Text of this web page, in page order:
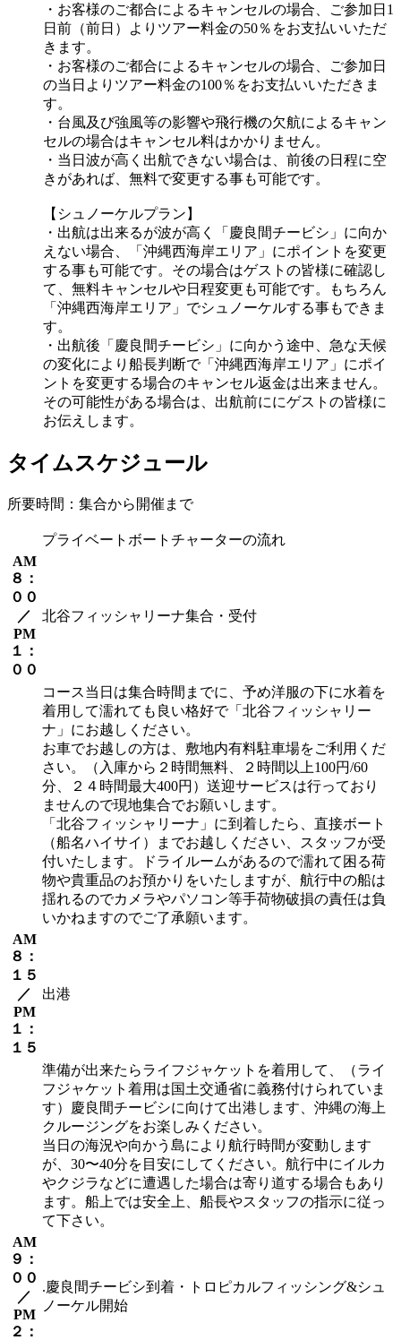
・お客様のご都合によるキャンセルの場合、ご参加日1
日前（前日）よりツアー料金の50％をお支払いいただ
きます。
・お客様のご都合によるキャンセルの場合、ご参加日
の当日よりツアー料金の100％をお支払いいただきま
す。
・台風及び強風等の影響や飛行機の欠航によるキャン
セルの場合はキャンセル料はかかりません。
・当日波が高く出航できない場合は、前後の日程に空
きがあれば、無料で変更する事も可能です。
【シュノーケルプラン】
・出航は出来るが波が高く「慶良間チービシ」に向か
えない場合、「沖縄西海岸エリア」にポイントを変更
する事も可能です。その場合はゲストの皆様に確認し
て、無料キャンセルや日程変更も可能です。もちろん
「沖縄西海岸エリア」でシュノーケルする事もできま
す。
・出航後「慶良間チービシ」に向かう途中、急な天候
の変化により船長判断で「沖縄西海岸エリア」にポイ
ントを変更する場合のキャンセル返金は出来ません。
その可能性がある場合は、出航前ににゲストの皆様に
お伝えします。
タイムスケジュール
所要時間：集合から開催まで
プライベートボートチャーターの流れ
AM
８：
００
／
PM
１：
００
北谷フィッシャリーナ集合・受付
コース当日は集合時間までに、予め洋服の下に水着を
着用して濡れても良い格好で「北谷フィッシャリー
ナ」にお越しください。
お車でお越しの方は、敷地内有料駐車場をご利用くだ
さい。（入庫から２時間無料、２時間以上100円/60
分、２４時間最大400円）送迎サービスは行っており
ませんので現地集合でお願いします。
「北谷フィッシャリーナ」に到着したら、直接ボート
（船名ハイサイ）までお越しください、スタッフが受
付いたします。ドライルームがあるので濡れて困る荷
物や貴重品のお預かりをいたしますが、航行中の船は
揺れるのでカメラやパソコン等手荷物破損の責任は負
いかねますのでご了承願います。
AM
８：
１５
／
PM
１：
１５
出港
準備が出来たらライフジャケットを着用して、（ライ
フジャケット着用は国土交通省に義務付けられていま
す）慶良間チービシに向けて出港します、沖縄の海上
クルージングをお楽しみください。
当日の海況や向かう島により航行時間が変動します
が、30〜40分を目安にしてください。航行中にイルカ
やクジラなどに遭遇した場合は寄り道する場合もあり
ます。船上では安全上、船長やスタッフの指示に従っ
て下さい。
AM
９：
００
／
PM
２：
.慶良間チービシ到着・トロピカルフィッシング&シュ
ノーケル開始